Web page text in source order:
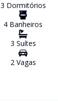
3 Dormitórios
4 Banheiros
3 Suítes
2Vagas